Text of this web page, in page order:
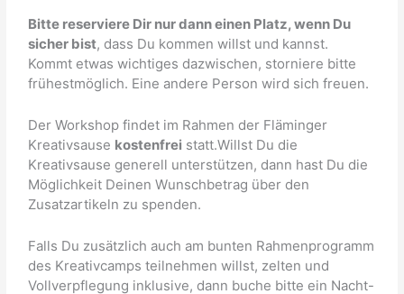
Bitte reserviere Dir nur dann einen Platz, wenn Du
sicher bist, dass Du kommen willst und kannst.
Kommt etwas wichtiges dazwischen, storniere bitte
frühestmöglich. Eine andere Person wird sich freuen.
Der Workshop findet im Rahmen der Fläminger
Kreativsause kostenfrei statt.Willst Du die
Kreativsause generell unterstützen, dann hast Du die
Möglichkeit Deinen Wunschbetrag über den
Zusatzartikeln zu spenden.
Falls Du zusätzlich auch am bunten Rahmenprogramm
des Kreativcamps teilnehmen willst, zelten und
Vollverpflegung inklusive, dann buche bitte ein Nacht-